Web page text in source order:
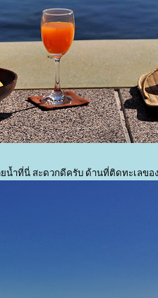
น้ำที่นี่ สะดวกดีครับ ด้านที่ติดทะเลขอ